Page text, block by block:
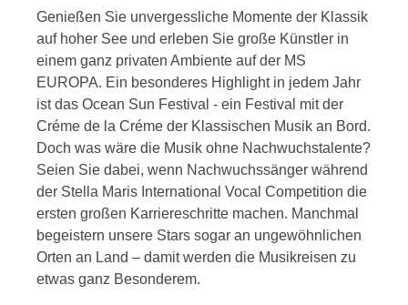
Genießen Sie unvergessliche Momente der Klassik
auf hoher See und erleben Sie große Künstler in
einem ganz privaten Ambiente auf der MS
EUROPA. Ein besonderes Highlight in jedem Jahr
ist das Ocean Sun Festival - ein Festival mit der
Créme de la Créme der Klassischen Musik an Bord.
Doch was wäre die Musik ohne Nachwuchstalente?
Seien Sie dabei, wenn Nachwuchssänger während
der Stella Maris International Vocal Competition die
ersten großen Karriereschritte machen. Manchmal
begeistern unsere Stars sogar an ungewöhnlichen
Orten an Land – damit werden die Musikreisen zu
etwas ganz Besonderem.